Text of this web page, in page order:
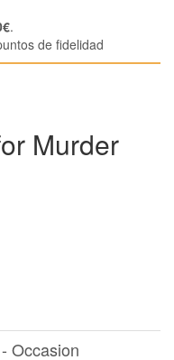
.
de fidelidad
Murder
Occasion